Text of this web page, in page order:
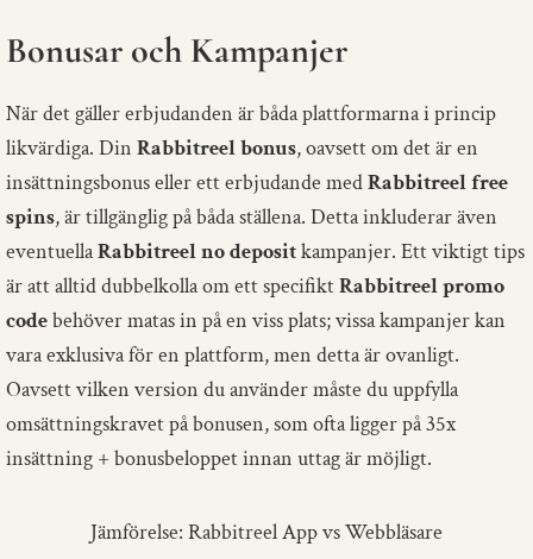
Bonusar och Kampanjer
När det gäller erbjudanden är båda plattformarna i princip
likvärdiga. Din Rabbitreel bonus, oavsett om det är en
insättningsbonus eller ett erbjudande medRabbitreel free
spins, är tillgänglig på båda ställena. Detta inkluderar även
eventuellaRabbitreel no depositkampanjer. Ett viktigt tips
är att alltid dubbelkolla om ett specifiktRabbitreel promo
codebehöver matas in på en viss plats; vissa kampanjer kan
vara exklusiva för en plattform, men detta är ovanligt.
Oavsett vilken version du använder måste du uppfylla
omsättningskravet på bonusen, som ofta ligger på 35x
insättning + bonusbeloppet innan uttag är möjligt.
Jämförelse: Rabbitreel App vs Webbläsare